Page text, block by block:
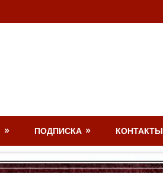
ПОДПИСКА КОНТАКТЫ